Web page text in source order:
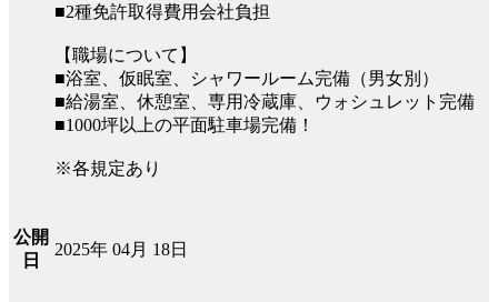
■2種免許取得費用会社負担
【職場について】
■浴室、仮眠室、シャワールーム完備（男女別）
■給湯室、休憩室、専用冷蔵庫、ウォシュレット完備
■1000坪以上の平面駐車場完備！
※各規定あり
公開
日
2025年 04月 18日